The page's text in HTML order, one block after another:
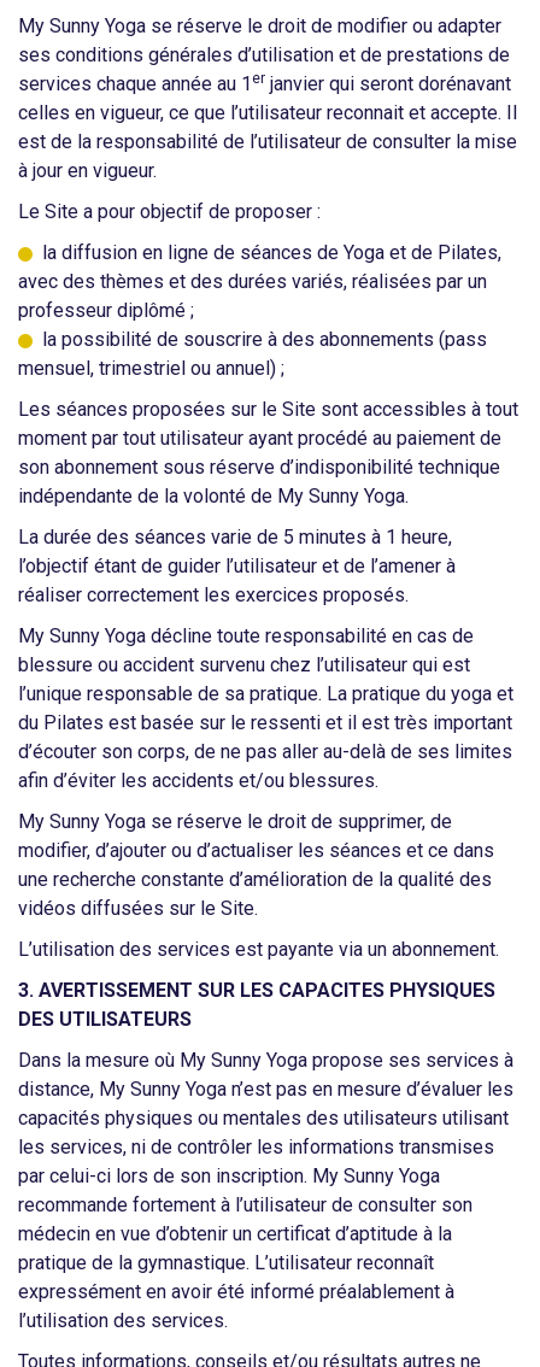
My Sunny Yoga se réserve le droit de modifier ou adapter
ses conditions générales d’utilisation et de prestations de
services chaque année au 1er janvier qui seront dorénavant
celles en vigueur, ce que l’utilisateur reconnait et accepte. Il
est de la responsabilité de l’utilisateur de consulter la mise
à jour en vigueur.
Le Site a pour objectif de proposer :
la diffusion en ligne de séances de Yoga et de Pilates,
avec des thèmes et des durées variés, réalisées par un
professeur diplômé ;
la possibilité de souscrire à des abonnements (pass
mensuel, trimestriel ou annuel) ;
Les séances proposées sur le Site sont accessibles à tout
moment par tout utilisateur ayant procédé au paiement de
son abonnement sous réserve d’indisponibilité technique
indépendante de la volonté de My Sunny Yoga.
La durée des séances varie de 5 minutes à 1 heure,
l’objectif étant de guider l’utilisateur et de l’amener à
réaliser correctement les exercices proposés.
My Sunny Yoga décline toute responsabilité en cas de
blessure ou accident survenu chez l’utilisateur qui est
l’unique responsable de sa pratique. La pratique du yoga et
du Pilates est basée sur le ressenti et il est très important
d’écouter son corps, de ne pas aller au-delà de ses limites
afin d’éviter les accidents et/ou blessures.
My Sunny Yoga se réserve le droit de supprimer, de
modifier, d’ajouter ou d’actualiser les séances et ce dans
une recherche constante d’amélioration de la qualité des
vidéos diffusées sur le Site.
L’utilisation des services est payante via un abonnement.
3. AVERTISSEMENT SUR LES CAPACITES PHYSIQUES
DES UTILISATEURS
Dans la mesure où My Sunny Yoga propose ses services à
distance, My Sunny Yoga n’est pas en mesure d’évaluer les
capacités physiques ou mentales des utilisateurs utilisant
les services, ni de contrôler les informations transmises
par celui-ci lors de son inscription. My Sunny Yoga
recommande fortement à l’utilisateur de consulter son
médecin en vue d’obtenir un certificat d’aptitude à la
pratique de la gymnastique. L’utilisateur reconnaît
expressément en avoir été informé préalablement à
l’utilisation des services.
Toutes informations, conseils et/ou résultats autres ne